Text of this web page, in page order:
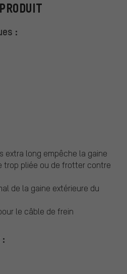
:
extra long empêche la gaine
trop pliée ou de frotter contre
de la gaine extérieure du
le câble de frein